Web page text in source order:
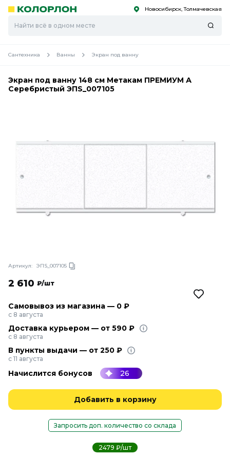
Скоро
Скоро Новосибирск, Толмачевская
Сантехника Ванны Экран под ванну
Экран под ванну 148 см Метакам ПРЕМИУМ А
Серебристый ЭПS_007105
Артикул: ЭПS_007105
2 610 ₽/шт
Самовывоз из магазина — 0 ₽
с 8 августа
Доставка курьером — от 590 ₽
с 8 августа
В пункты выдачи — от 250 ₽
с 11 августа
Начислится бонусов 26
Добавить в корзину
Запросить доп. количество со склада
2479 ₽/шт